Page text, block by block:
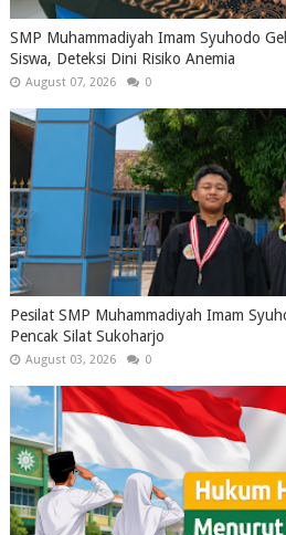
SMP Muhammadiyah Imam Syuhodo
Siswa, Deteksi Dini Risiko Anemia
August 07, 2026 0
Pesilat SMP Muhammadiyah Imam
Pencak Silat Sukoharjo
August 03, 2026 0